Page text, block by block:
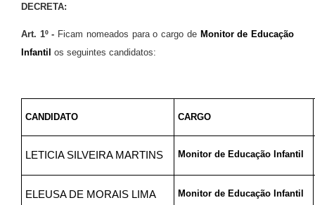
DECRETA:
Art. 1º - Ficam nomeados para o cargo de Monitor de Educação
Infantil os seguintes candidatos:
CANDIDATO CARGO
LETICIA SILVEIRA MARTINS Monitor de Educação Infantil
ELEUSA DE MORAIS LIMA Monitor de Educação Infantil